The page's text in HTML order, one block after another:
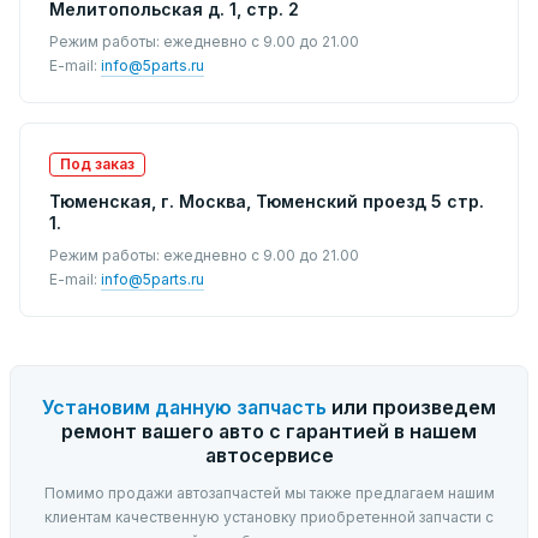
Мелитопольская д. 1, стр. 2
Режим работы: ежедневно с 9.00 до 21.00
E-mail: info@5parts.ru
Под заказ
Тюменская, г. Москва, Тюменский проезд 5 стр.
1.
Режим работы: ежедневно с 9.00 до 21.00
E-mail: info@5parts.ru
Установим данную запчасть или произведем
ремонт вашего авто с гарантией в нашем
автосервисе
Помимо продажи автозапчастей мы также предлагаем нашим
клиентам качественную установку приобретенной запчасти с